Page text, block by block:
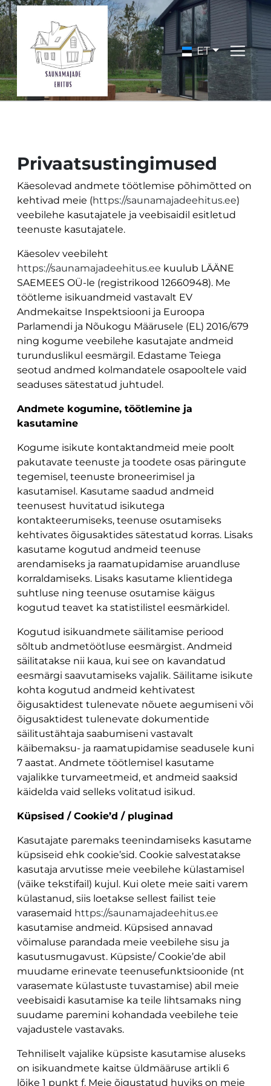
ET
Privaatsustingimused
Käesolevad andmete töötlemise põhimõtted on
kehtivad meie (https://saunamajadeehitus.ee)
veebilehe kasutajatele ja veebisaidil esitletud
teenuste kasutajatele.
Käesolev veebileht
https://saunamajadeehitus.ee kuulub LÄÄNE
SAEMEES OÜ-le (registrikood 12660948). Me
töötleme isikuandmeid vastavalt EV
Andmekaitse Inspektsiooni ja Euroopa
Parlamendi ja Nõukogu Määrusele (EL) 2016/679
ning kogume veebilehe kasutajate andmeid
turunduslikul eesmärgil. Edastame Teiega
seotud andmed kolmandatele osapooltele vaid
seaduses sätestatud juhtudel.
Andmete kogumine, töötlemine ja
kasutamine
Kogume isikute kontaktandmeid meie poolt
pakutavate teenuste ja toodete osas päringute
tegemisel, teenuste broneerimisel ja
kasutamisel. Kasutame saadud andmeid
teenusest huvitatud isikutega
kontakteerumiseks, teenuse osutamiseks
kehtivates õigusaktides sätestatud korras. Lisaks
kasutame kogutud andmeid teenuse
arendamiseks ja raamatupidamise aruandluse
korraldamiseks. Lisaks kasutame klientidega
suhtluse ning teenuse osutamise käigus
kogutud teavet ka statistilistel eesmärkidel.
Kogutud isikuandmete säilitamise periood
sõltub andmetöötluse eesmärgist. Andmeid
säilitatakse nii kaua, kui see on kavandatud
eesmärgi saavutamiseks vajalik. Säilitame isikute
kohta kogutud andmeid kehtivatest
õigusaktidest tulenevate nõuete aegumiseni või
õigusaktidest tulenevate dokumentide
säilitustähtaja saabumiseni vastavalt
käibemaksu- ja raamatupidamise seadusele kuni
7 aastat. Andmete töötlemisel kasutame
vajalikke turvameetmeid, et andmeid saaksid
käidelda vaid selleks volitatud isikud.
Küpsised / Cookie’d / pluginad
Kasutajate paremaks teenindamiseks kasutame
küpsiseid ehk cookie’sid. Cookie salvestatakse
kasutaja arvutisse meie veebilehe külastamisel
(väike tekstifail) kujul. Kui olete meie saiti varem
külastanud, siis loetakse sellest failist teie
varasemaid https://saunamajadeehitus.ee
kasutamise andmeid. Küpsised annavad
võimaluse parandada meie veebilehe sisu ja
kasutusmugavust. Küpsiste/ Cookie’de abil
muudame erinevate teenusefunktsioonide (nt
varasemate külastuste tuvastamise) abil meie
veebisaidi kasutamise ka teile lihtsamaks ning
suudame paremini kohandada veebilehe teie
vajadustele vastavaks.
Tehniliselt vajalike küpsiste kasutamise aluseks
on isikuandmete kaitse üldmääruse artikli 6
lõike 1 punkt f. Meie õigustatud huviks on meie